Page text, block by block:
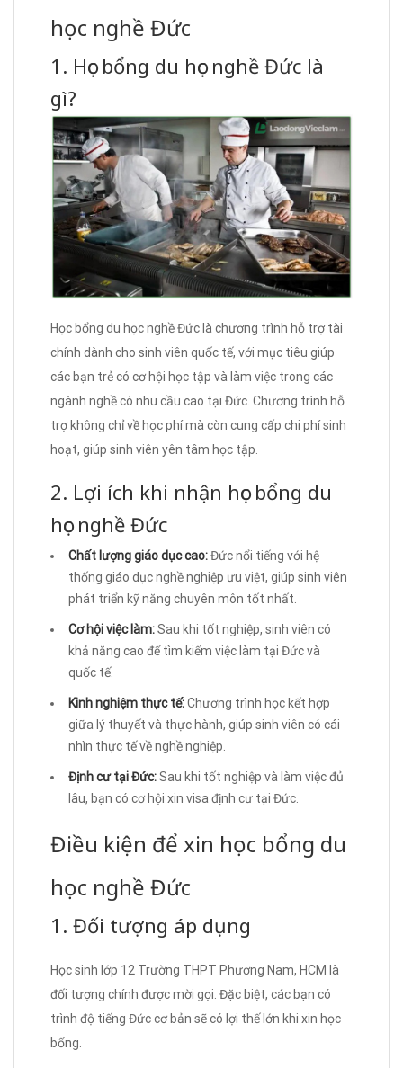
học nghề Đức
1. Học bổng du học nghề Đức là
gì?
Học bổng du học nghề Đức là chương trình hỗ trợ tài
chính dành cho sinh viên quốc tế, với mục tiêu giúp
các bạn trẻ có cơ hội học tập và làm việc trong các
ngành nghề có nhu cầu cao tại Đức. Chương trình hỗ
trợ không chỉ về học phí mà còn cung cấp chi phí sinh
hoạt, giúp sinh viên yên tâm học tập.
2. Lợi ích khi nhận học bổng du
học nghề Đức
Chất lượng giáo dục cao:Đức nổi tiếng với hệ
thống giáo dục nghề nghiệp ưu việt, giúp sinh viên
phát triển kỹ năng chuyên môn tốt nhất.
Cơ hội việc làm:Sau khi tốt nghiệp, sinh viên có
khả năng cao để tìm kiếm việc làm tại Đức và
quốc tế.
Kinh nghiệm thực tế:Chương trình học kết hợp
giữa lý thuyết và thực hành, giúp sinh viên có cái
nhìn thực tế về nghề nghiệp.
Định cư tại Đức:Sau khi tốt nghiệp và làm việc đủ
lâu, bạn có cơ hội xin visa định cư tại Đức.
Điều kiện để xin học bổng du
học nghề Đức
1. Đối tượng áp dụng
Học sinh lớp 12 Trường THPT Phương Nam, HCM là
đối tượng chính được mời gọi. Đặc biệt, các bạn có
trình độ tiếng Đức cơ bản sẽ có lợi thế lớn khi xin học
bổng.